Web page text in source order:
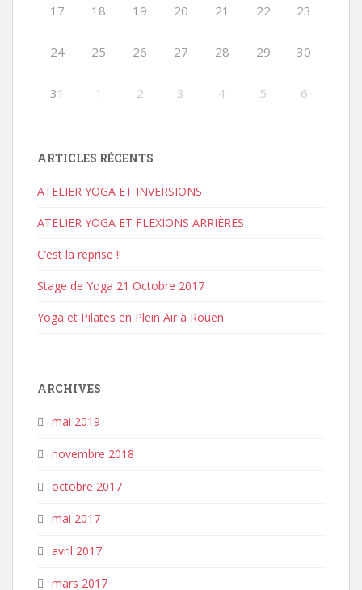
17 18 19 20 21 22 23
24 25 26 27 28 29 30
31 1 2 3 4 5 6
ARTICLES RÉCENTS
ATELIER YOGA ET INVERSIONS
ATELIER YOGA ET FLEXIONS ARRIÈRES
C’est la reprise !!
Stage de Yoga 21 Octobre 2017
Yoga et Pilates en Plein Air à Rouen
ARCHIVES
mai 2019
novembre 2018
octobre 2017
mai 2017
avril 2017
mars 2017